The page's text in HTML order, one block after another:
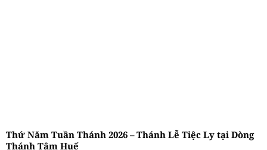
Thứ Năm Tuần Thánh 2026 – Thánh Lễ Tiệc Ly tại Dòng
Thánh Tâm Huế